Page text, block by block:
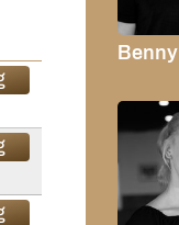
Benny